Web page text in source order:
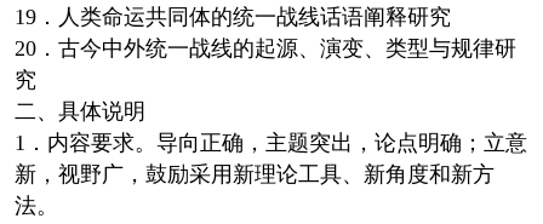
19．人类命运共同体的统一战线话语阐释研究
20．古今中外统一战线的起源、演变、类型与规律研
究
二、具体说明
1．内容要求。导向正确，主题突出，论点明确；立意
新，视野广，鼓励采用新理论工具、新角度和新方
法。